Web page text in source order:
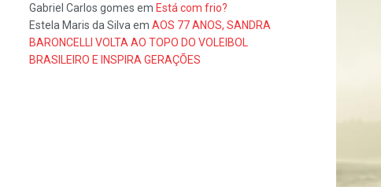
Gabriel Carlos gomes em Está com frio?
Estela Maris da Silvaem AOS 77 ANOS, SANDRA
BARONCELLI VOLTA AO TOPO DO VOLEIBOL
BRASILEIRO E INSPIRA GERAÇÕES